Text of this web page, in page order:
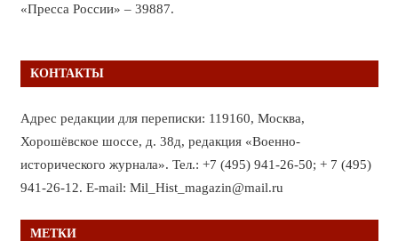
«Пресса России» – 39887.
КОНТАКТЫ
Адрес редакции для переписки: 119160, Москва,
Хорошёвское шоссе, д. 38д, редакция «Военно-
исторического журнала». Тел.: +7 (495) 941-26-50; + 7 (495)
941-26-12. E-mail: Mil_Hist_magazin@mail.ru
МЕТКИ